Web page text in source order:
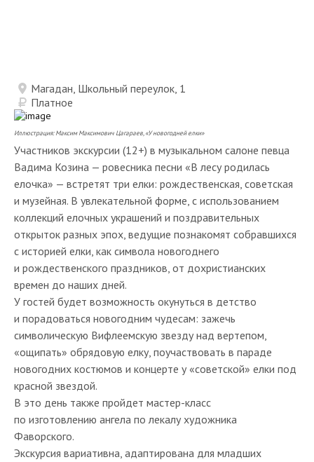
Иллюстрация: Максим Максимович Цагараев, «Уновогодней елки»
Участников экскурсии (12+) в музыкальном салоне певца
Вадима Козина — ровесника песни «В лесу родилась
елочка» — встретят три елки: рождественская, советская
и музейная. В увлекательной форме, с использованием
коллекций елочных украшений и поздравительных
открыток разных эпох, ведущие познакомят собравшихся
с историей елки, как символа новогоднего
и рождественского праздников, от дохристианских
времен до наших дней.
У гостей будет возможность окунуться в детство
и порадоваться новогодним чудесам: зажечь
символическую Вифлеемскую звезду над вертепом,
«ощипать» обрядовую елку, поучаствовать в параде
новогодних костюмов и концерте у «советской» елки под
красной звездой.
В это день также пройдет мастер-класс
по изготовлению ангела по лекалу художника
Фаворского.
Экскурсия вариативна, адаптирована для младших
Магадан, Школьный переулок, 1
Платное